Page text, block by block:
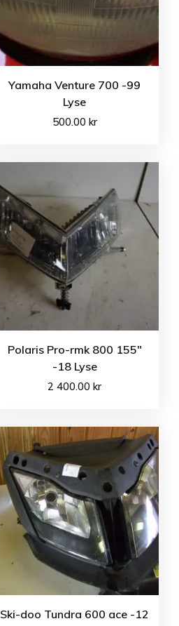
Yamaha Venture 700 -99
Lyse
500.00 kr
Polaris Pro-rmk 800 155″
-18 Lyse
2 400.00kr
Ski-doo Tundra 600 ace -12